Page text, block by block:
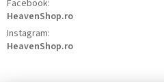
Facebook:
HeavenShop.ro
Instagram:
HeavenShop.ro